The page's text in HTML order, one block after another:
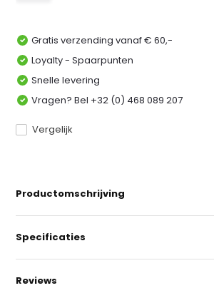
Gratis verzending vanaf € 60,-
Loyalty - Spaarpunten
Snelle levering
Vragen? Bel +32 (0) 468 089 207
Vergelijk
Productomschrijving
Specificaties
Reviews